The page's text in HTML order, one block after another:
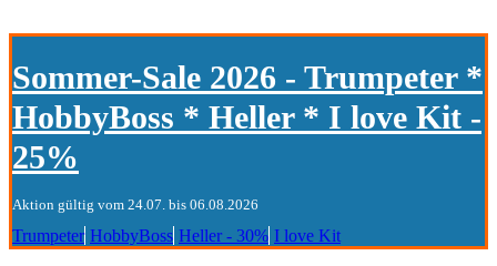
Sommer-Sale 2026 - Trumpeter *
HobbyBoss * Heller * I love Kit -
25%
Aktion gültig vom 24.07. bis 06.08.2026
Trumpeter HobbyBoss Heller - 30% I love Kit